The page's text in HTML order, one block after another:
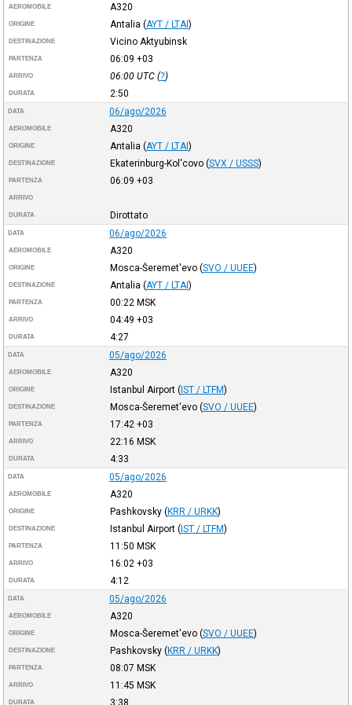
AEROMOBILE A320
ORIGINE Antalia (AYT / LTAI)
DESTINAZIONE Vicino Aktyubinsk
PARTENZA 06:09 +03
ARRIVO 06:00 UTC(?)
DURATA 2:50
DATA 06/ago/2026
AEROMOBILE A320
ORIGINE Antalia (AYT / LTAI)
DESTINAZIONE Ekaterinburg-Kol'covo (SVX / USSS)
PARTENZA 06:09 +03
ARRIVO
DURATA Dirottato
DATA 06/ago/2026
AEROMOBILE A320
ORIGINE Mosca-Šeremet'evo (SVO / UUEE)
DESTINAZIONE Antalia (AYT / LTAI)
PARTENZA 00:22 MSK
ARRIVO 04:49 +03
DURATA 4:27
DATA 05/ago/2026
AEROMOBILE A320
ORIGINE Istanbul Airport (IST / LTFM)
DESTINAZIONE Mosca-Šeremet'evo (SVO / UUEE)
PARTENZA 17:42 +03
ARRIVO 22:16 MSK
DURATA 4:33
DATA 05/ago/2026
AEROMOBILE A320
ORIGINE Pashkovsky (KRR / URKK)
DESTINAZIONE Istanbul Airport (IST / LTFM)
PARTENZA 11:50 MSK
ARRIVO 16:02 +03
DURATA 4:12
DATA 05/ago/2026
AEROMOBILE A320
ORIGINE Mosca-Šeremet'evo (SVO / UUEE)
DESTINAZIONE Pashkovsky (KRR / URKK)
PARTENZA 08:07 MSK
ARRIVO 11:45 MSK
DURATA 3:38